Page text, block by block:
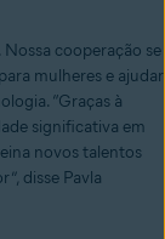
cooperação se
mulheres e ajudar
“Graças à
significativa em
novos talentos
disse Pavla